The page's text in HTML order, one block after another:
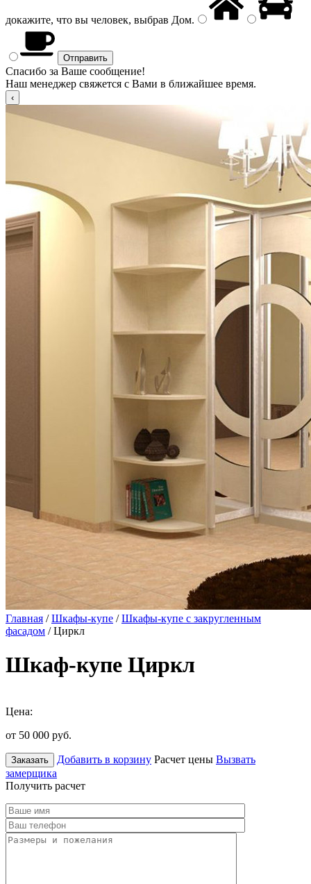
докажите, что вы человек, выбрав Дом.
Спасибо за Ваше сообщение!
Наш менеджер свяжется с Вами в ближайшее время.
Главная /Шкафы-купе /Шкафы-купе с закругленным
фасадом / Циркл
Шкаф-купе Циркл
Цена:
от 50 000 руб.
Заказать Добавить в корзину Расчет цены Вызвать
замерщика
Получить расчет